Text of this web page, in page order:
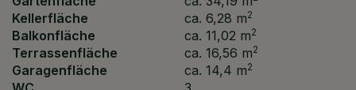
Kellerfläche ca. 6,28 m2
Balkonfläche ca. 11,02 m2
Terrassenfläche ca. 16,56 m2
Garagenfläche ca. 14,4 m2